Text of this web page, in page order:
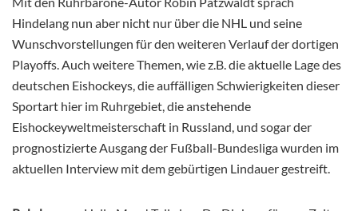
Hindelang nun aber nicht nur über die NHL und seine
Wunschvorstellungen für den weiteren Verlauf der dortigen
Playoffs. Auch weitere Themen, wie z.B. die aktuelle Lage des
deutschen Eishockeys, die auffälligen Schwierigkeiten dieser
Sportart hier im Ruhrgebiet, die anstehende
Eishockeyweltmeisterschaft in Russland, und sogar der
prognostizierte Ausgang der Fußball-Bundesliga wurden im
aktuellen Interview mit dem gebürtigen Lindauer gestreift.